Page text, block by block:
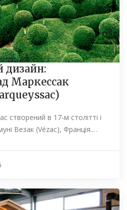
Маркессак
створений в 17-м столітті і
Везак (Vézac), Франція.…